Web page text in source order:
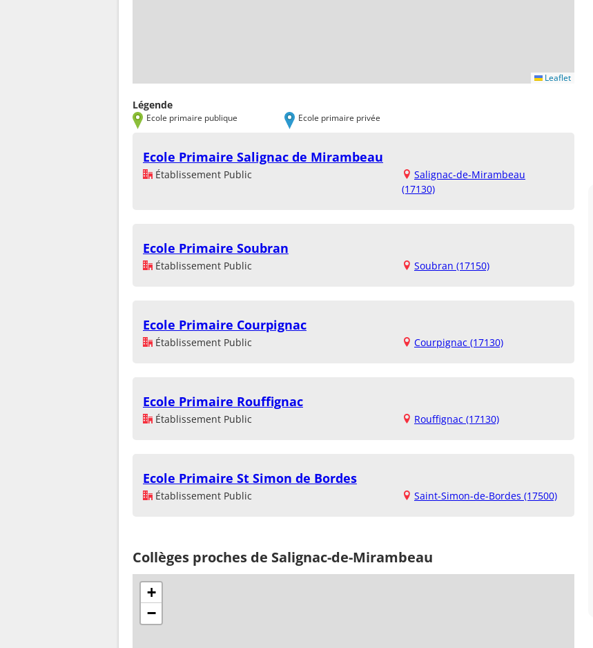
Leaflet
Légende
Ecole primaire publique Ecole primaire privée
Ecole Primaire Salignac de Mirambeau
Établissement Public
Salignac-de-Mirambeau
(17130)
Ecole Primaire Soubran
Établissement Public Soubran (17150)
Ecole Primaire Courpignac
Établissement Public Courpignac (17130)
Ecole Primaire Rouffignac
Établissement Public Rouffignac (17130)
Ecole Primaire St Simon de Bordes
Établissement Public Saint-Simon-de-Bordes (17500)
Collèges proches de Salignac-de-Mirambeau
+
−